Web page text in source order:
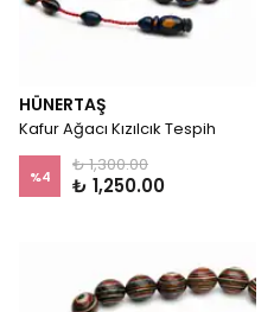
HÜNERTAŞ
Kafur Ağacı Kızılcık Tespih
%4
₺ 1,300.00
₺ 1,250.00